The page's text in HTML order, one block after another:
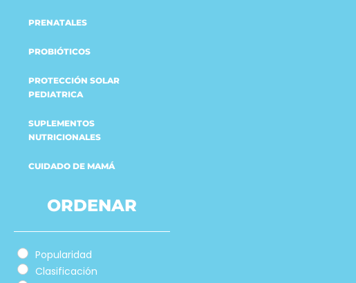
PRENATALES
PROBIÓTICOS
PROTECCIÓN SOLAR
PEDIATRICA
SUPLEMENTOS
NUTRICIONALES
CUIDADO DE MAMÁ
ORDENAR
Popularidad
Clasificación